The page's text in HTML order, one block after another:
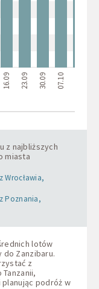
16.09 23.09 30.09 07.10
z najbliższych
miasta
Wrocławia,
Poznania,
lotów
do Zanzibaru.
z
podróż w